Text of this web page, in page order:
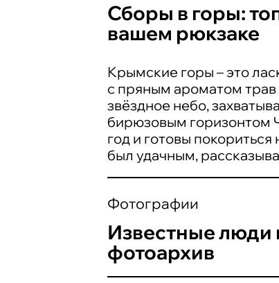
Сборы в горы:
вашем рюкзаке
Крымские горы – это
с пряным ароматом
звёздное небо,
бирюзовым горизонтом
год и готовы
был удачным,
Фотографии
Известные люди
фотоархив